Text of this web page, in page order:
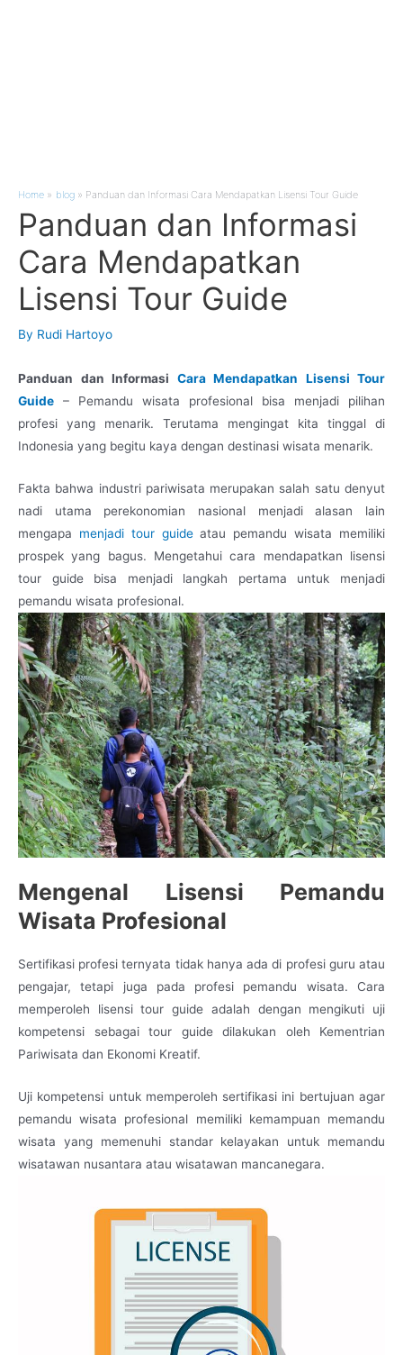
Home blog Panduan dan Informasi Cara Mendapatkan Lisensi Tour Guide
Panduan dan Informasi
Cara Mendapatkan
Lisensi Tour Guide
By Rudi Hartoyo
Panduan dan Informasi Cara Mendapatkan Lisensi Tour
Guide – Pemandu wisata profesional bisa menjadi pilihan
profesi yang menarik. Terutama mengingat kita tinggal di
Indonesia yang begitu kaya dengan destinasi wisata menarik.
Fakta bahwa industri pariwisata merupakan salah satu denyut
nadi utama perekonomian nasional menjadi alasan lain
mengapa menjadi tour guideatau pemandu wisata memiliki
prospek yang bagus. Mengetahui cara mendapatkan lisensi
tour guide bisa menjadi langkah pertama untuk menjadi
pemandu wisata profesional.
Mengenal Lisensi Pemandu
Wisata Profesional
Sertifikasi profesi ternyata tidak hanya ada di profesi guru atau
pengajar, tetapi juga pada profesi pemandu wisata. Cara
memperoleh lisensi tour guide adalah dengan mengikuti uji
kompetensi sebagai tour guide dilakukan oleh Kementrian
Pariwisata dan Ekonomi Kreatif.
Uji kompetensi untuk memperoleh sertifikasi ini bertujuan agar
pemandu wisata profesional memiliki kemampuan memandu
wisata yang memenuhi standar kelayakan untuk memandu
wisatawan nusantara atau wisatawan mancanegara.